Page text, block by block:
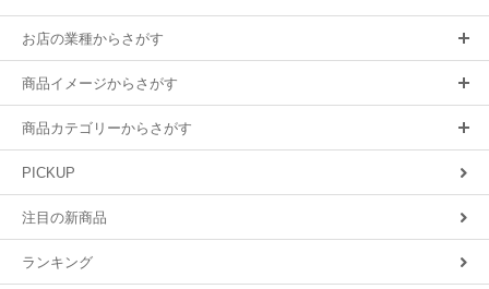
お店の業種からさがす
商品イメージからさがす
商品カテゴリーからさがす
PICKUP
注目の新商品
ランキング